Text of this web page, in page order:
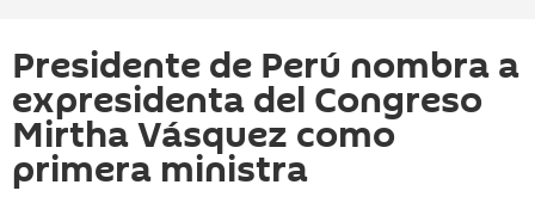
Presidente de Perú nombra a
expresidenta del Congreso
Mirtha Vásquez como
primera ministra